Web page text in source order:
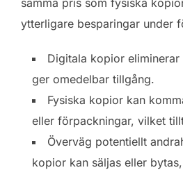
ytterligare besparingar under
Digitala kopior
ger omedelbar tillgång.
Fysiska kopior kan
eller förpackningar, vilket
Överväg potentiellt
kopior kan säljas eller